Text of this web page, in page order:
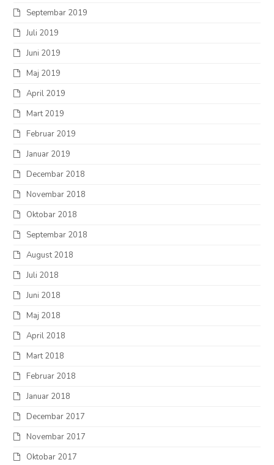
Septembar 2019
Juli 2019
Juni 2019
Maj 2019
April 2019
Mart 2019
Februar 2019
Januar 2019
Decembar 2018
Novembar 2018
Oktobar 2018
Septembar 2018
August 2018
Juli 2018
Juni 2018
Maj 2018
April 2018
Mart 2018
Februar 2018
Januar 2018
Decembar 2017
Novembar 2017
Oktobar 2017